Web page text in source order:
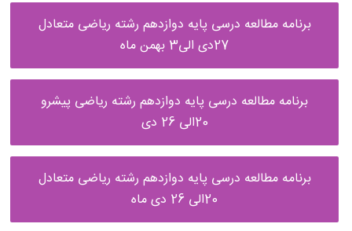
برنامه مطالعه درسی پایه دوازدهم رشته ریاضی متعادل
27دی الی3 بهمن ماه
برنامه مطالعه درسی پایه دوازدهم رشته ریاضی پیشرو
20الی 26 دی
برنامه مطالعه درسی پایه دوازدهم رشته ریاضی متعادل
20الی 26 دی ماه